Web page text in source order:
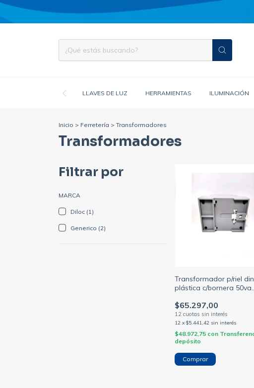
LLAVES DE LUZ HERRAMIENTAS ILUMINACIÓN
Inicio > Ferretería > Transformadores
Transformadores
Filtrar por
MARCA
Diloc (1)
Generico (2)
Transformador p/riel
plástica c/bornera 50va
$65.297,00
12 x$5.441,42 sin interés
$48.972,75 con
depósito